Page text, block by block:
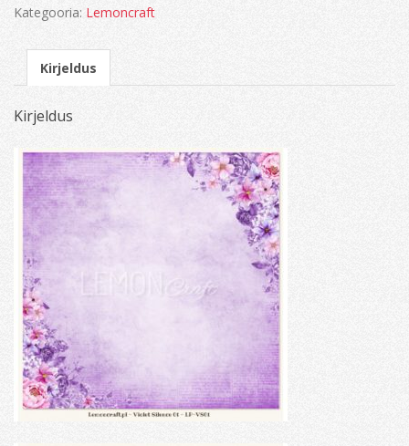
Kategooria: Lemoncraft
Kirjeldus
Kirjeldus